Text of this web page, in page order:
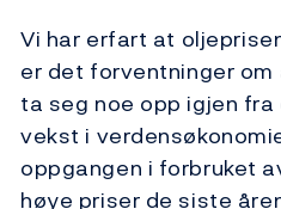
Vi har erfart at
er det forventninger
ta seg noe opp igjen
vekst i
oppgangen i forbruket
høye priser de siste